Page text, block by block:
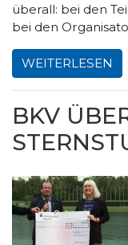
überall: bei den
bei den
WEITERLESEN
BKV